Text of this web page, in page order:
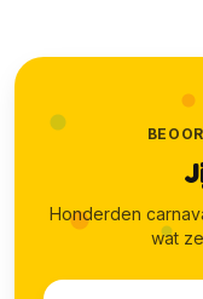
Honderden
wat